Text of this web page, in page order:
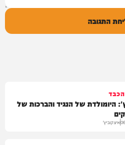
התגובה
היומולדת של הנגיד והברכות של
איצקוביץ'